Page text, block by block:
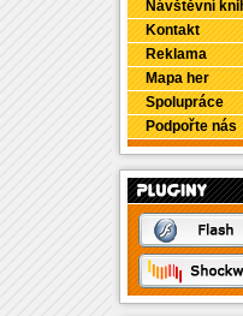
Návštěvní
Kontakt
Reklama
Mapa her
Spolupráce
Podpořte nás